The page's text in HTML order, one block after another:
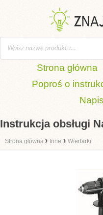
Strona główna
Poproś o
Instrukcja obsługi
Strona główna › Inne › Wiertarki